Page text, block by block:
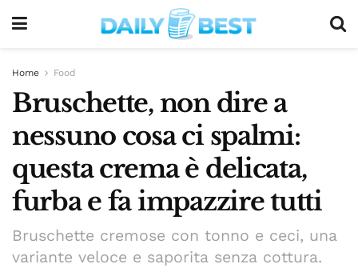
Home Food
Bruschette, non dire a
nessuno cosa ci spalmi:
questa crema è delicata,
furba e fa impazzire tutti
Bruschette cremose con tonno e ceci, una
variante veloce e saporita senza cottura.